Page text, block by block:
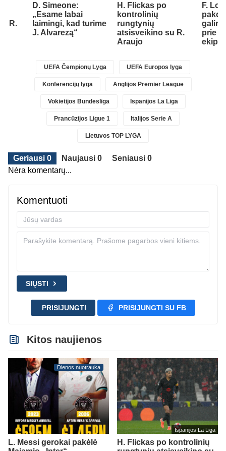
R.
D. Simeone:
„Esame labai
laimingi, kad turime
J. Alvarezą“
H. Flickas po
kontrolinių
rungtynių
atsisveikino su R.
Araujo
F.
prie
UEFA Čempionų Lyga UEFA Europos lyga
Konferencijų lyga Anglijos Premier League
Vokietijos Bundesliga Ispanijos La Liga
Prancūzijos Ligue 1 Italijos Serie A
Lietuvos TOP LYGA
Geriausi 0 Naujausi 0
Seniausi 0
Nėra komentarų...
Komentuoti
SIŲSTI
PRISIJUNGTI PRISIJUNGTI SU FB
Kitos naujienos
Dienos nuotrauka
L. Messi gerokai pakėlė
Ispanijos La Liga
H. Flickas po kontrolinių